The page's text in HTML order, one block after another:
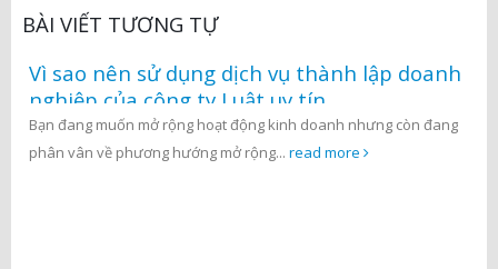
BÀI VIẾT TƯƠNG TỰ
Vì sao nên sử dụng dịch vụ thành lập doanh
nghiệp của công ty Luật uy tín
Bạn đang muốn mở rộng hoạt động kinh doanh nhưng còn đang
phân vân về phương hướng mở rộng... read more